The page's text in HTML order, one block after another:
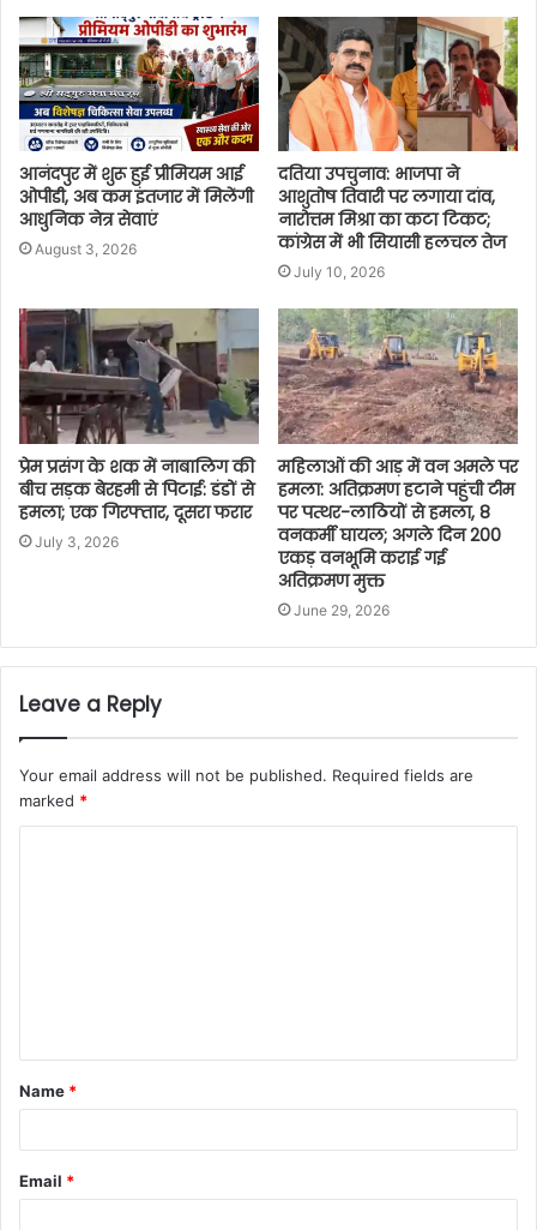
आनंदपुर में शुरू हुई प्रीमियम आई
ओपीडी, अब कम इंतजार में मिलेंगी
आधुनिक नेत्र सेवाएं
August 3, 2026
दतिया उपचुनाव: भाजपा ने
आशुतोष तिवारी पर लगाया दांव,
नारोत्तम मिश्रा का कटा टिकट;
कांग्रेस में भी सियासी हलचल तेज
July 10, 2026
प्रेम प्रसंग के शक में नाबालिग की
बीच सड़क बेरहमी से पिटाई: डंडों से
हमला; एक गिरफ्तार, दूसरा फरार
July 3, 2026
महिलाओं की आड़ में वन अमले पर
हमला: अतिक्रमण हटाने पहुंची टीम
पर पत्थर-लाठियों से हमला, 8
वनकर्मी घायल; अगले दिन 200
एकड़ वनभूमि कराई गई
अतिक्रमण मुक्त
June 29, 2026
Leave a Reply
Your email address will not be published. Required fields are
marked *
t
*
Name *
Email *